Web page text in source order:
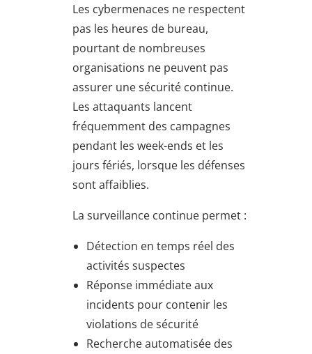
Les cybermenaces ne respectent
pas les heures de bureau,
pourtant de nombreuses
organisations ne peuvent pas
assurer une sécurité continue.
Les attaquants lancent
fréquemment des campagnes
pendant les week-ends et les
jours fériés, lorsque les défenses
sont affaiblies.
La surveillance continue permet :
Détection en temps réel des
activités suspectes
Réponse immédiate aux
incidents pour contenir les
violations de sécurité
Recherche automatisée des